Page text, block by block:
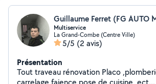
Guillaume Ferret (FG AUTO
Multiservice
La Grand-Combe (Centre Ville)
5/5 (2 avis)
Présentation
Tout traveau rénovation Placo ,plomberie , élec,